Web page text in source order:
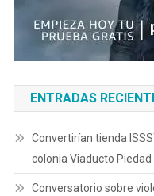
ENTRADAS
Convertirían tienda
colonia Viaducto Piedad
Conversatorio sobre